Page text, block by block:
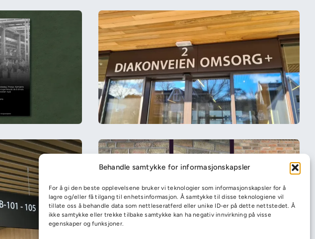
Behandle samtykke for informasjonskapsler
For å gi den beste opplevelsene bruker vi teknologier som informasjonskapsler for å
lagre og/eller få tilgang til enhetsinformasjon. Å samtykke til disse teknologiene vil
tillate oss å behandle data som nettleseratferd eller unike ID-er på dette nettstedet. Å
ikke samtykke eller trekke tilbake samtykke kan ha negativ innvirkning på visse
egenskaper og funksjoner.